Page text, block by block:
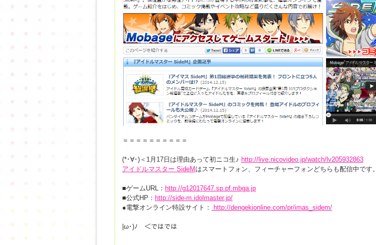
＝＝＝＝＝＝＝＝＝＝
(*･∀･)＜1月17日は理由あって初ニコ生♪ http://live.nicovideo.jp/watch/lv205932863
アイドルマスター SideM はスマートフォン、フィーチャーフォンどちらも配信中です。
■ゲームURL： http://g12017647.sp.pf.mbga.jp
■公式HP： http://side-m.idolmaster.jp/
●電撃オンライン特設サイト：
http://dengekionline.com/pr/imas_sidem/
|ω･)ﾉ ＜ではでは